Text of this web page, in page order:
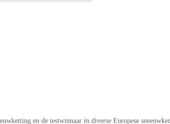
en de testwinnaar in diverse Europese